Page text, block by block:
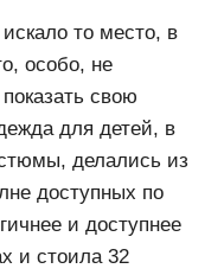
то место, в
особо, не
свою
для детей, в
делались из
доступных по
и доступнее
и стоила 32